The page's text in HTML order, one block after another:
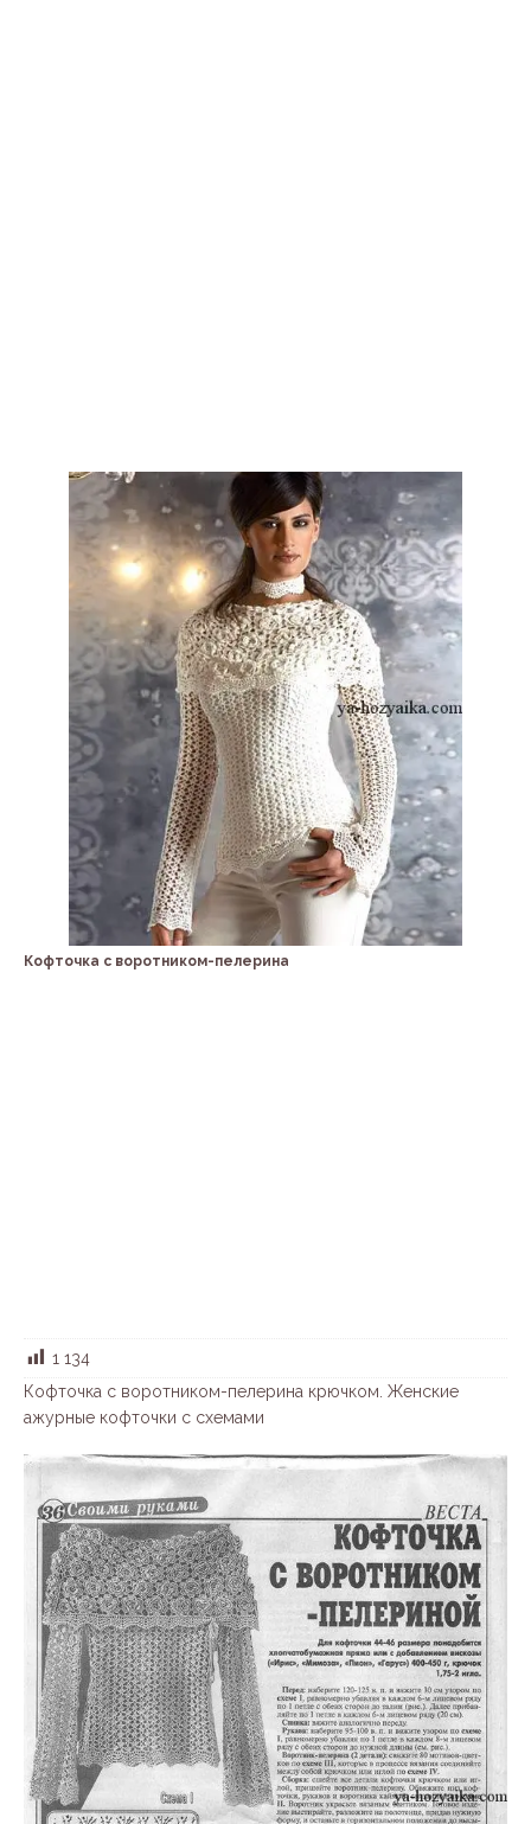
Кофточка с воротником-пелерина
1 134
Кофточка с воротником-пелерина крючком. Женские
ажурные кофточки с схемами